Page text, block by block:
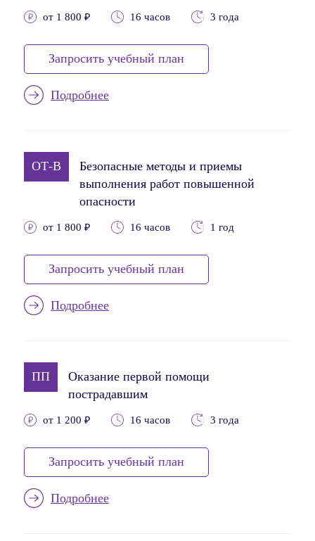
от 1 800 ₽ 16 часов 3 года
Запросить учебный план
Подробнее
ОТ-В
Безопасные методы и приемы
выполнения работ повышенной
опасности
от 1 800 ₽ 16 часов 1 год
Запросить учебный план
Подробнее
ПП
Оказание первой помощи
пострадавшим
от 1 200 ₽ 16 часов 3 года
Запросить учебный план
Подробнее